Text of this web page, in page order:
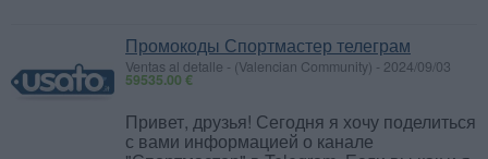
Промокоды Спортмастер телеграм
Ventas al detalle - (Valencian Community) - 2024/09/03
59535.00 €
Привет, друзья! Сегодня я хочу поделиться
с вами информацией о канале